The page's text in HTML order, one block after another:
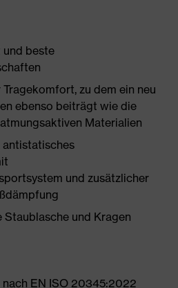
und beste
zu dem ein neu
ebenso beiträgt wie die
Materialien
antistatisches
und zusätzlicher
und Kragen
EN ISO 20345:2022